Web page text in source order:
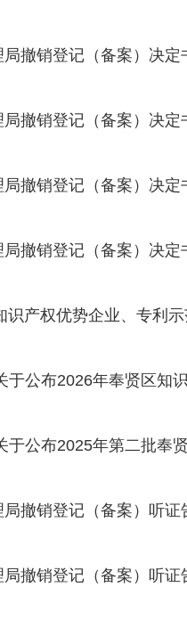
撤销登记（备案）决
撤销登记（备案）决
撤销登记（备案）决
撤销登记（备案）决
识产权优势企业、专利
于公布2026年奉贤区知
于公布2025年第二批奉